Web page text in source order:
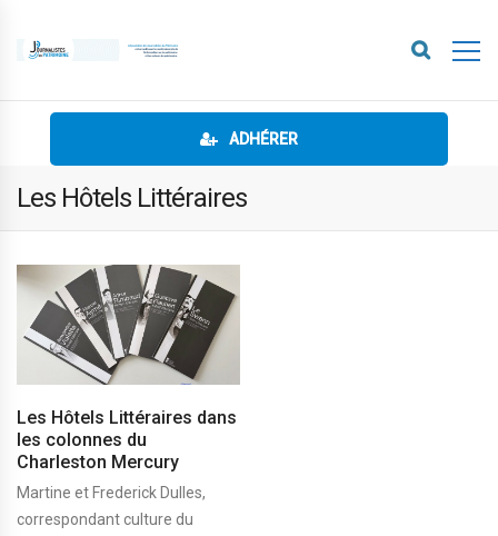
ADHÉRER
Les Hôtels Littéraires
Les Hôtels Littéraires dans
les colonnes du
Charleston Mercury
Martine et Frederick Dulles,
correspondant culture du